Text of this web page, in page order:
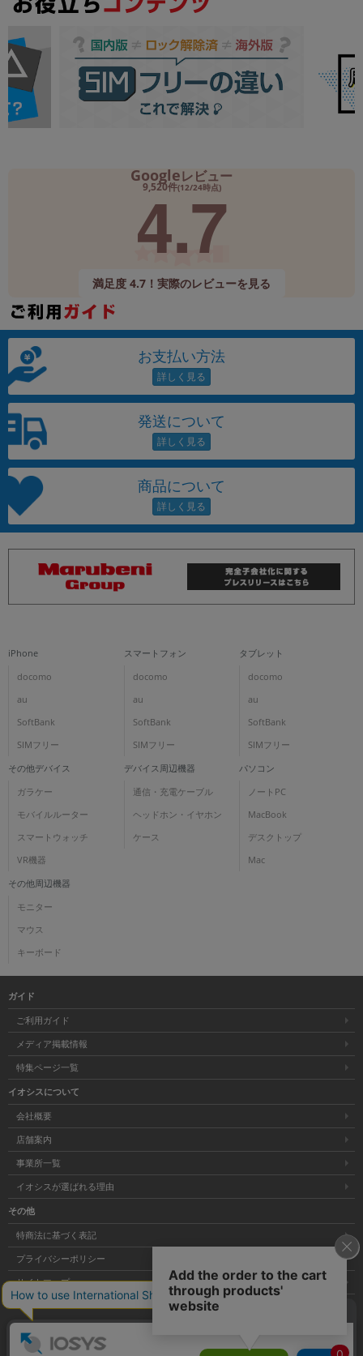
Googleレビュー
9,520件(12/24時点)
4.7
満足度 4.7！実際のレビューを見る
お支払い方法
発送について
商品について
iPhone
docomo
au
SoftBank
SIMフリー
スマートフォン
docomo
au
SoftBank
SIMフリー
タブレット
docomo
au
SoftBank
SIMフリー
その他デバイス
ガラケー
モバイルルーター
スマートウォッチ
VR機器
デバイス周辺機器
通信・充電ケーブル
ヘッドホン・イヤホン
ケース
パソコン
ノートPC
MacBook
デスクトップ
Mac
その他周辺機器
モニター
マウス
キーボード
ガイド
ご利用ガイド
メディア掲載情報
特集ページ一覧
イオシスについて
会社概要
店舗案内
事業所一覧
イオシスが選ばれる理由
その他
特商法に基づく表記
プライバシーポリシー
サイトマップ